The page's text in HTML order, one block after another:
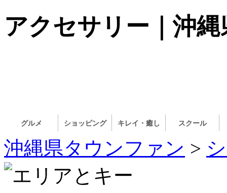
アクセサリー｜沖
グルメ ショッピング キレイ・癒し スクール
沖縄県タウンファン >